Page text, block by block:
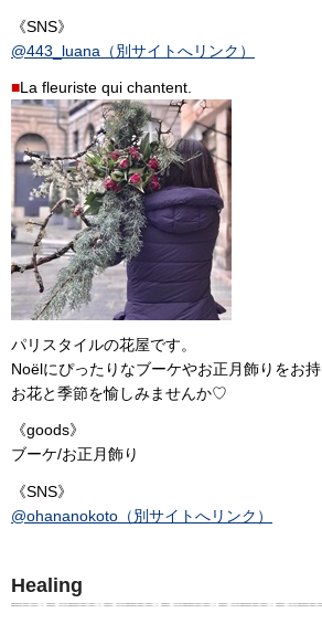
《SNS》
@443_luana（別サイトへリンク）
■La fleuriste qui chantent.
パリスタイルの花屋です。
Noëlにぴったりなブーケやお正月飾りをお持
お花と季節を愉しみませんか♡
《goods》
ブーケ/お正月飾り
《SNS》
@ohananokoto（別サイトへリンク）
Healing